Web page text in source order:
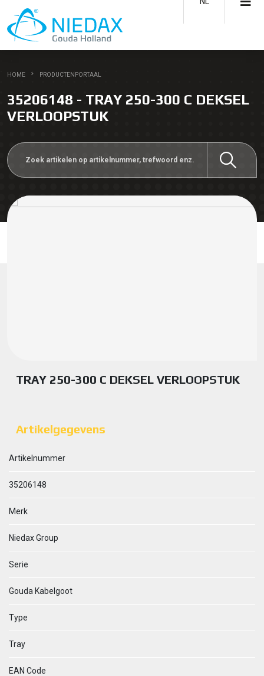
HOME PRODUCTENPORTAAL
35206148 - TRAY 250-300 C DEKSEL
VERLOOPSTUK
TRAY 250-300 C DEKSEL VERLOOPSTUK
Artikelgegevens
Artikelnummer
35206148
Merk
Niedax Group
Serie
Gouda Kabelgoot
Type
Tray
EAN Code